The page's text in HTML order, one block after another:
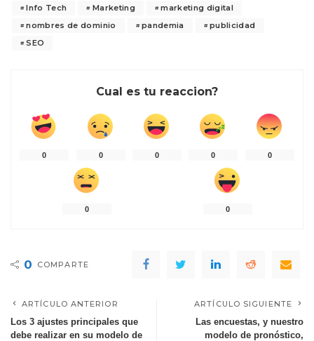
Info Tech Marketing
marketing digital
nombres de dominio
pandemia
publicidad
SEO
Cual es tu reaccion?
0 0 0 0 0
0 0
0 COMPARTE
ARTÍCULO ANTERIOR
Los 3 ajustes principales que
debe realizar en su modelo de
ARTÍCULO SIGUIENTE
Las encuestas, y nuestro
modelo de pronóstico,